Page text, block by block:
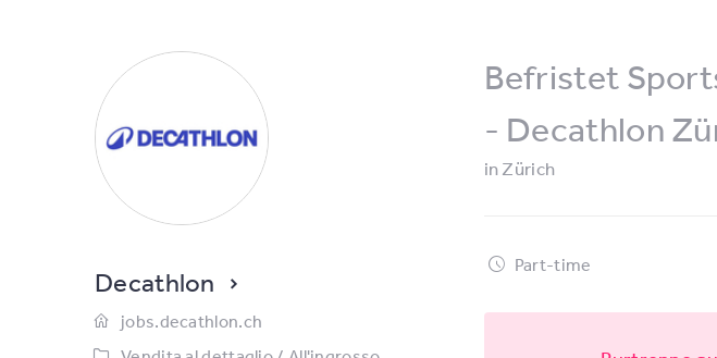
Decathlon
jobs.decathlon.ch
Befristet
- Decathlon
inZürich
Part-time